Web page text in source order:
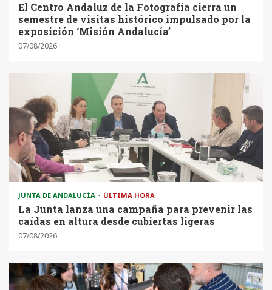
El Centro Andaluz de la Fotografía cierra un
semestre de visitas histórico impulsado por la
exposición ‘Misión Andalucía’
07/08/2026
JUNTA DE ANDALUCÍA ÚLTIMA HORA
La Junta lanza una campaña para prevenir las
caídas en altura desde cubiertas ligeras
07/08/2026